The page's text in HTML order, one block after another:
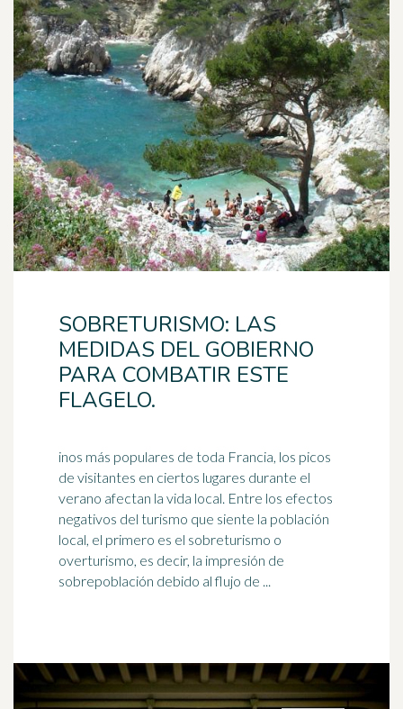
SOBRETURISMO: LAS
MEDIDAS DEL GOBIERNO
PARA COMBATIR ESTE
FLAGELO.
inos más populares de toda Francia, los picos
de visitantes en ciertos lugares durante el
verano afectan la vida local. Entre los efectos
negativos del turismo que siente la población
local, el primero es el sobreturismo o
overturismo, es decir, la impresión de
sobrepoblación debido al flujo de ...